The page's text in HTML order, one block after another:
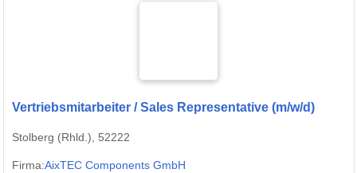
Vertriebsmitarbeiter / Sales Representative (m/w/d)
Stolberg (Rhld.), 52222
Firma:AixTEC Components GmbH